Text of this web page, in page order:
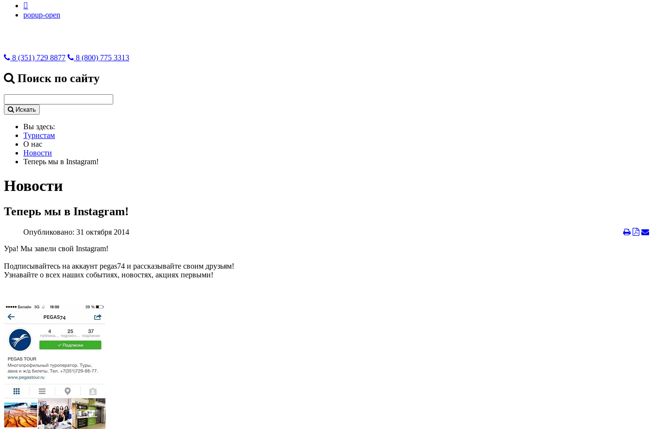

popup-open
8 (351) 729 8877 8 (800) 775 3313
Поиск по сайту
Искать
Вы здесь:
Туристам
О нас
Новости
Теперь мы в Instagram!
Новости
Теперь мы в Instagram!
Опубликовано: 31 октября 2014
Ура! Мы завели свой Instagram!
Подписывайтесь на аккаунт pegas74 и рассказывайте своим друзьям!
Узнавайте о всех наших событиях, новостях, акциях первыми!